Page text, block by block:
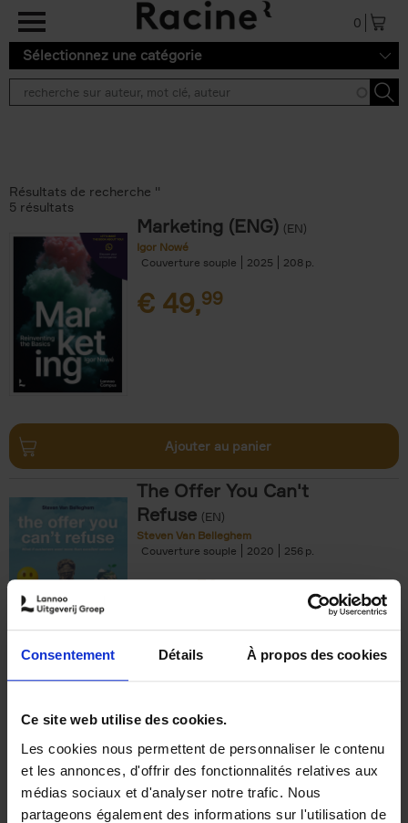
Consentement Détails À propos des cookies
Ce site web utilise des cookies.
Les cookies nous permettent de personnaliser le contenu
et les annonces, d'offrir des fonctionnalités relatives aux
médias sociaux et d'analyser notre trafic. Nous
partageons également des informations sur l'utilisation de
Aller au contenu principal
0
Sélectionnez une catégorie
Résultats de recherche ''
5 résultats
Marketing (ENG) (EN)
Igor Nowé
Couverture souple
2025 208
€ 49,99
Ajouter au panier
The Offer You Can't
Refuse (EN)
Steven Van Belleghem
Couverture souple
2020 256
€37,50
Building Bonds = Building
Business
Jochen Roef Jozefien De Feyter
Carolien Boom
Couverture souple
2025 200